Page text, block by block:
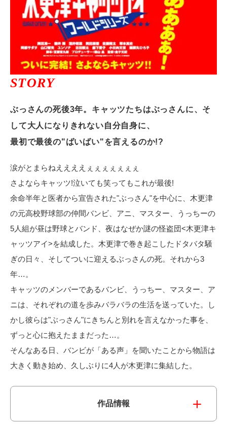
STORY
ぶっさんの死後3年。キャッツたちはぶっさんに、そ
して大人になりきれない自分自身に、
最初で最後の"ばいばい"を言えるのか!?
涙がとまらねええええぇぇぇぇぇぇぇ
さよならキャッツ!泣いても笑ってもこれが最後!
余命半年と医者から宣告された"ぶっさん"を中心に、木更津
の元高校野球部の仲間バンビ、アニ、マスター、うっちーの
5人組が昼は野球とバンド、夜はなぜか謎の怪盗団<木更津キ
ャッツアイ>を結成した。木更津で巻き起こしたドタバタ騒
ぎの日々、そしてついに迎えるぶっさんの死。それから3
年…。
キャッツのメンバーであるバンビ、うっちー、マスター、ア
ニは、それぞれの道を歩みバラバラの生活を送っていた。し
かし彼らは"ぶっさん"にきちんと別れを言えなかった事を、
ずっと心に抱えたままだった…。
そんなある日、バンビが「ある声」を聞いたことから物語は
大きく動き始め、久しぶりに4人が木更津に集結した。
作品情報
サイトマップ
ご利用規約
プライバシーポリシー
電子公告